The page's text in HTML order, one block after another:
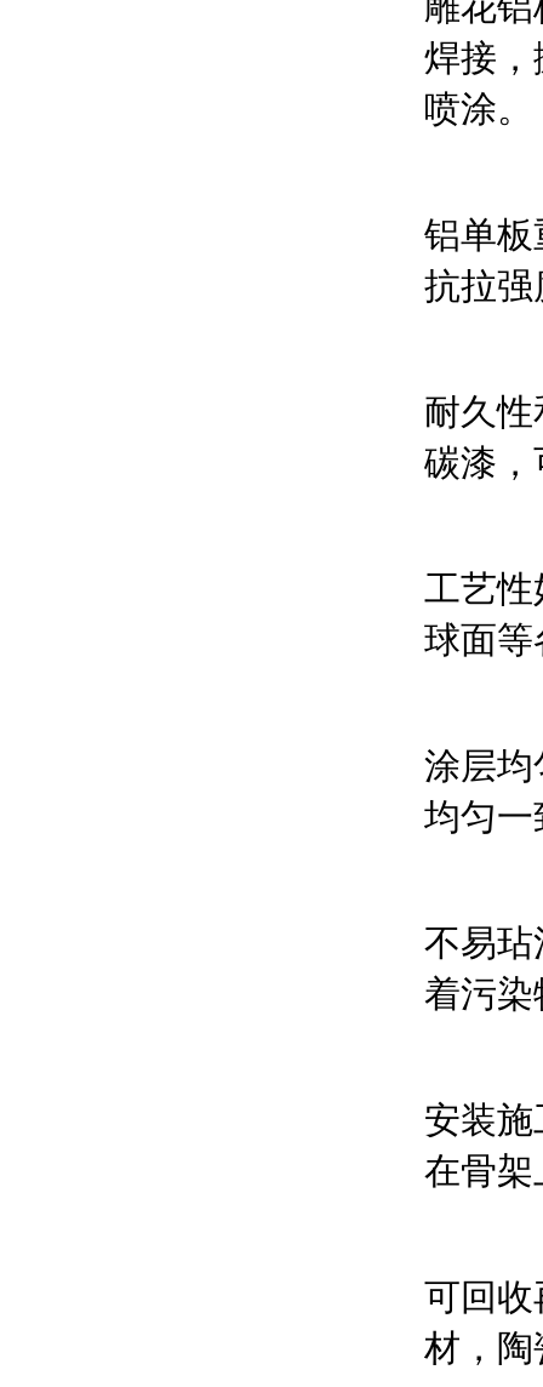
焊接，
喷涂。
铝单板
抗拉
耐久
碳漆
工艺性
球面等
涂层均
均匀一
不易玷
着污染
安装
在骨架
可回收
材，陶